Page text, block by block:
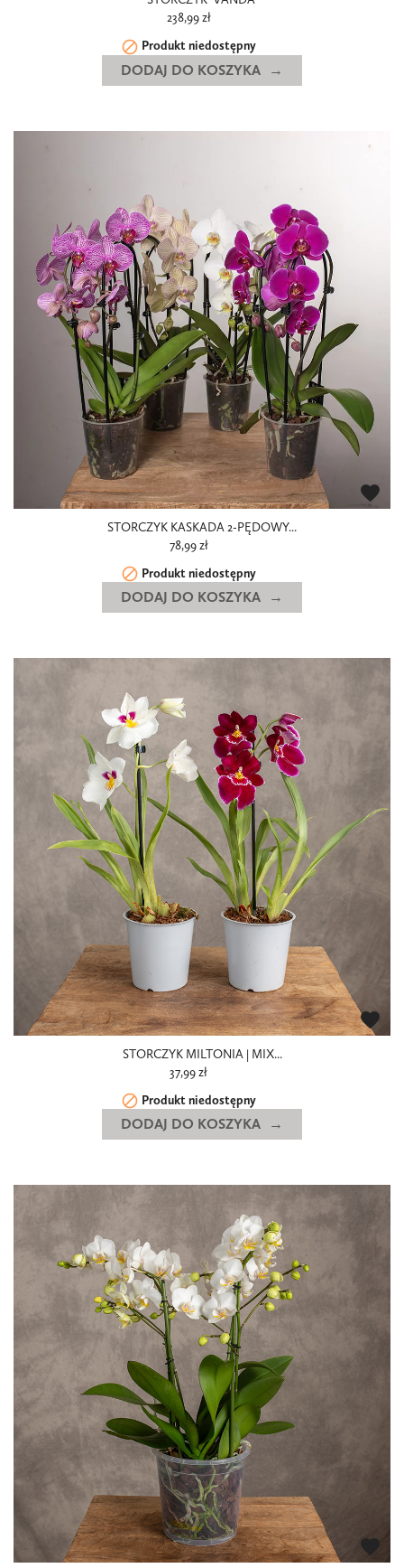
238,99 zł
 Produkt niedostępny
DODAJ DO KOSZYKA
STORCZYK KASKADA 2-PĘDOWY...
78,99 zł
 Produkt niedostępny
favorite
DODAJ DO KOSZYKA
STORCZYK MILTONIA | MIX...
37,99 zł
 Produkt niedostępny
favorite
DODAJ DO KOSZYKA
favorite